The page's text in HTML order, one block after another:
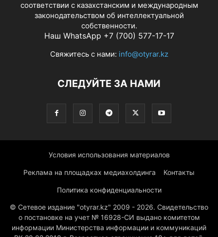
соответствии с казахстанским и международным
законодательством об интеллектуальной
собственности.
Наш WhatsApp +7 (700) 577-17-17
Свяжитесь с нами: info@otyrar.kz
СЛЕДУЙТЕ ЗА НАМИ
Условия использования материалов
Реклама на площадках медиахолдинга Контакты
Политика конфиденциальности
© Сетевое издание "otyrar.kz" 2009 - 2026. Свидетельство
о постановке на учет № 16928-СИ выдано комитетом
информации Министерства информации и коммуникаций